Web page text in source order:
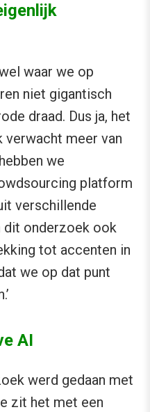
waar we op
niet gigantisch
draad. Dus ja, het
verwacht meer van
we
platform
verschillende
dit onderzoek ook
tot accenten in
we op dat punt
AI
werd gedaan met
zit het met een